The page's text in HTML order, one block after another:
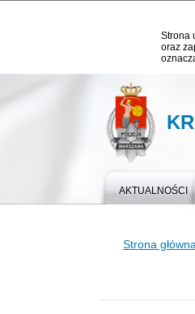
Strona
oraz
AKTUALNOŚCI
Strona główna